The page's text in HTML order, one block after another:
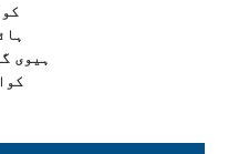
ہیوی